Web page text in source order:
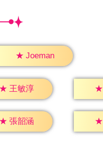
★ Joeman
王敏淳 ★
張韶涵 ★